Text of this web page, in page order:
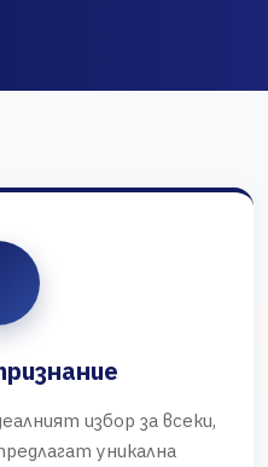
избор за всеки,
уникална